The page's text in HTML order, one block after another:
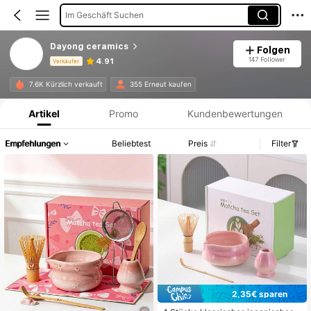
Im Geschäft Suchen
Dayong ceramics
Verkäufer 4.91
Folgen
147 Follower
7.6K Kürzlich verkauft 355 Erneut kaufen
Produktinformation: Preisangabe, Verkaufs- und Lagerbestandsdetails.
Artikel Promo Kundenbewertungen
Empfehlungen Beliebtest Preis Filter
2,35€ sparen
#3 Bestbewertet
in Matcha-Schale